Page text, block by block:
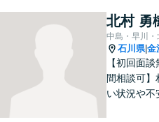
北村 勇
中島・早川
石川県|金
【初回面
間相談可】
い状況や不